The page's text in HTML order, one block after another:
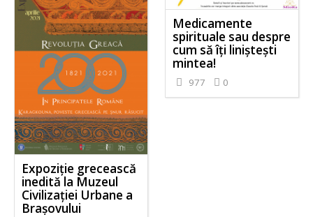
Medicamente
spirituale sau despre
cum să îți liniștești
mintea!
977 0
Expoziție grecească
inedită la Muzeul
Civilizației Urbane a
Brașovului